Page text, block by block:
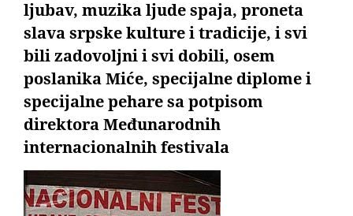
ljubav, muzika ljude spaja, proneta
slava srpske kulture i tradicije, i svi
bili zadovoljni i svi dobili, osem
poslanika Miće, specijalne diplome i
specijalne pehare sa potpisom
direktora Međunarodnih
internacionalnih festivala